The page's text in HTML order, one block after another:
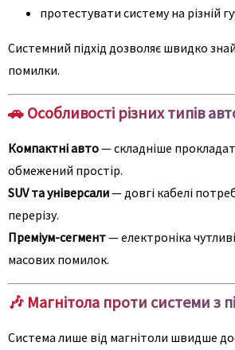
протестувати систему на різній
Системний підхід дозволяє швидко
помилки.
🚗 Особливості різних типів
Компактні авто— складніше
обмежений простір.
SUV та універсали— довгі кабелі
перерізу.
Преміум-сегмент— електроніка
масових помилок.
🎶 Магнітола проти системи з
Система лише від магнітоли швидше